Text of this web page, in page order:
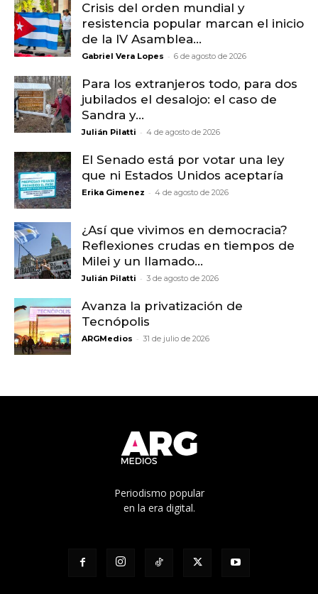
Crisis del orden mundial y
resistencia popular marcan el inicio
de la IV Asamblea...
Gabriel Vera Lopes - 6 de agosto de 2026
Para los extranjeros todo, para dos
jubilados el desalojo: el caso de
Sandra y...
Julián Pilatti - 4 de agosto de 2026
El Senado está por votar una ley
que ni Estados Unidos aceptaría
Erika Gimenez - 4 de agosto de 2026
¿Así que vivimos en democracia?
Reflexiones crudas en tiempos de
Milei y un llamado...
Julián Pilatti - 3 de agosto de 2026
Avanza la privatización de
Tecnópolis
ARGMedios - 31 de julio de 2026
Periodismo popular
en la era digital.